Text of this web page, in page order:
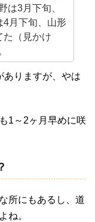
は3月下旬、
4月下旬、山形
た（見かけ
ありますが、やは
1～2ヶ月早めに咲
所にもあるし、道
ね。